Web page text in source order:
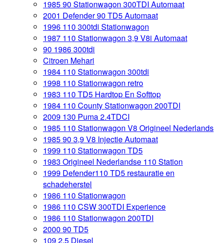
1985 90 Stationwagon 300TDI Automaat
2001 Defender 90 TD5 Automaat
1996 110 300tdi Stationwagon
1987 110 Stationwagon 3,9 V8i Automaat
90 1986 300tdi
Citroen Mehari
1984 110 Stationwagon 300tdi
1998 110 Stationwagon retro
1983 110 TD5 Hardtop En Softtop
1984 110 County Stationwagon 200TDI
2009 130 Puma 2.4TDCI
1985 110 Stationwagon V8 Origineel Nederlands
1985 90 3,9 V8 Injectie Automaat
1999 110 Stationwagon TD5
1983 Origineel Nederlandse 110 Station
1999 Defender110 TD5 restauratie en
schadeherstel
1986 110 Stationwagon
1986 110 CSW 300TDI Experience
1986 110 Stationwagon 200TDI
2000 90 TD5
109 2.5 Diesel